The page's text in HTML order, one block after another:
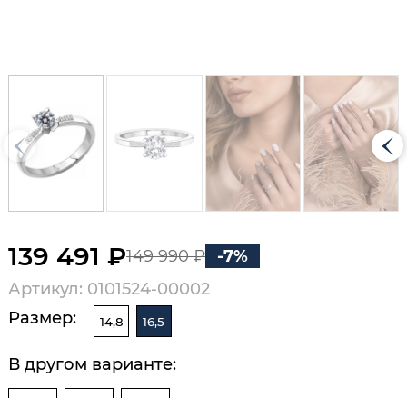
139 491 ₽149 990 ₽
-7%
Артикул: 0101524-00002
Размер:
14,8 16,5
В другом варианте: